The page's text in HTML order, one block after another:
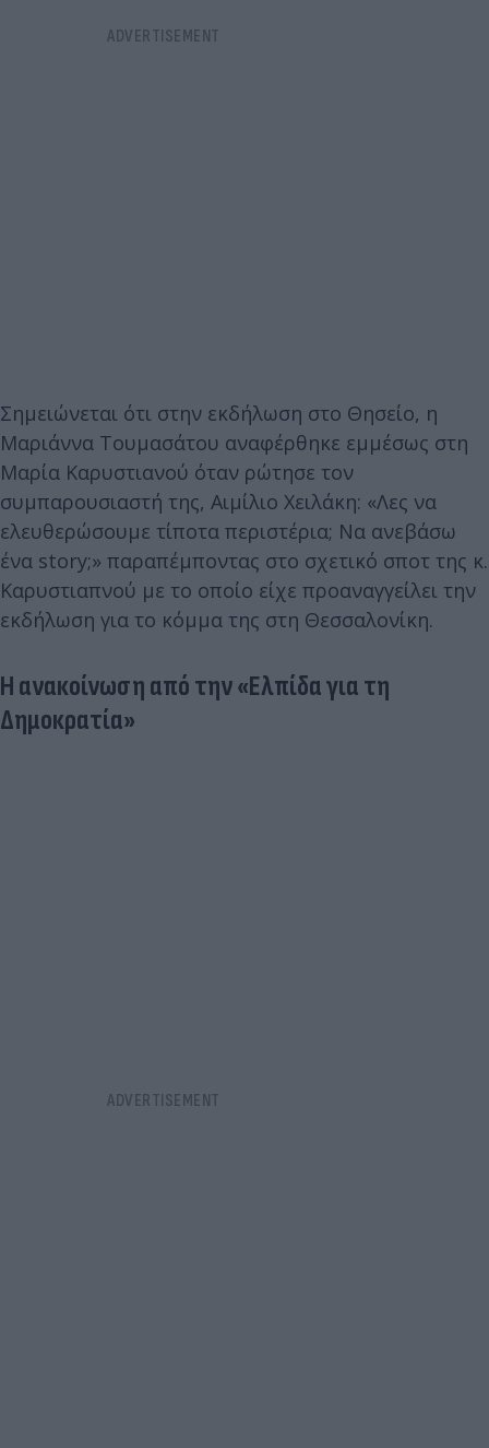
Σημειώνεται ότι στην εκδήλωση στο Θησείο, η
Μαριάννα Τουμασάτου αναφέρθηκε εμμέσως στη
Μαρία Καρυστιανού όταν ρώτησε τον
συμπαρουσιαστή της, Αιμίλιο Χειλάκη: «Λες να
ελευθερώσουμε τίποτα περιστέρια; Να ανεβάσω
ένα story;» παραπέμποντας στο σχετικό σποτ της κ.
Καρυστιαπνού με το οποίο είχε προαναγγείλει την
εκδήλωση για το κόμμα της στη Θεσσαλονίκη.
Η ανακοίνωση από την «Ελπίδα για τη
Δημοκρατία»